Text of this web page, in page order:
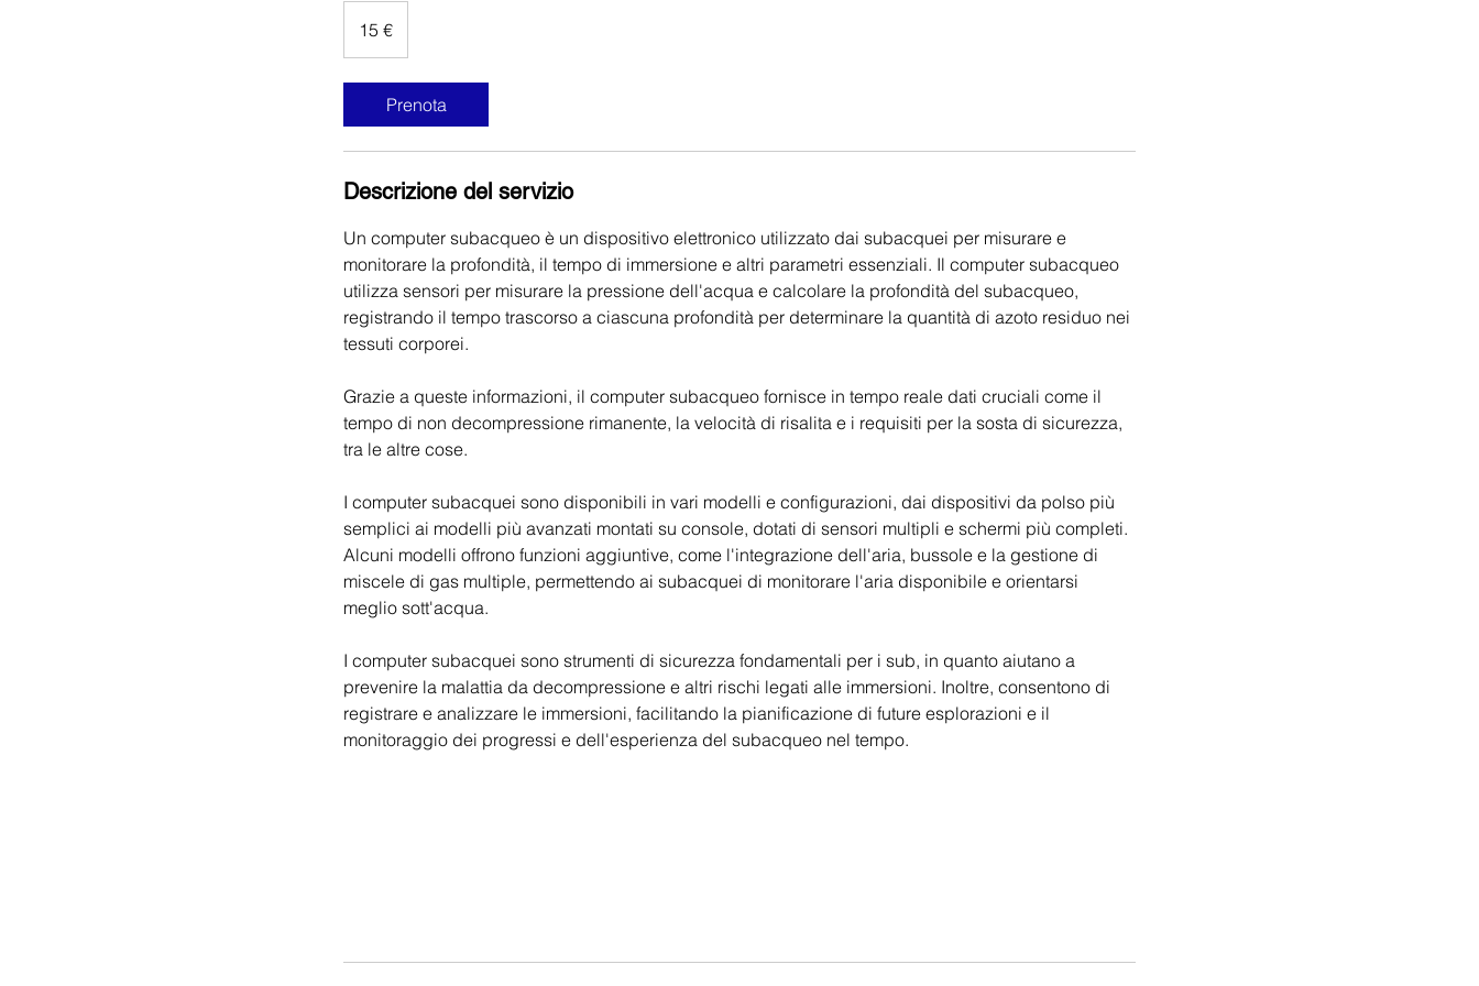
15 €
Prenota
Descrizione del servizio
Un computer subacqueo è un dispositivo elettronico utilizzato dai subacquei per misurare e
monitorare la profondità, il tempo di immersione e altri parametri essenziali. Il computer subacqueo
utilizza sensori per misurare la pressione dell'acqua e calcolare la profondità del subacqueo,
registrando il tempo trascorso a ciascuna profondità per determinare la quantità di azoto residuo nei
tessuti corporei.
Grazie a queste informazioni, il computer subacqueo fornisce in tempo reale dati cruciali come il
tempo di non decompressione rimanente, la velocità di risalita e i requisiti per la sosta di sicurezza,
tra le altre cose.
I computer subacquei sono disponibili in vari modelli e configurazioni, dai dispositivi da polso più
semplici ai modelli più avanzati montati su console, dotati di sensori multipli e schermi più completi.
Alcuni modelli offrono funzioni aggiuntive, come l'integrazione dell'aria, bussole e la gestione di
miscele di gas multiple, permettendo ai subacquei di monitorare l'aria disponibile e orientarsi
meglio sott'acqua.
I computer subacquei sono strumenti di sicurezza fondamentali per i sub, in quanto aiutano a
prevenire la malattia da decompressione e altri rischi legati alle immersioni. Inoltre, consentono di
registrare e analizzare le immersioni, facilitando la pianificazione di future esplorazioni e il
monitoraggio dei progressi e dell'esperienza del subacqueo nel tempo.